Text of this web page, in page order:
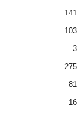
141
103
3
275
81
16